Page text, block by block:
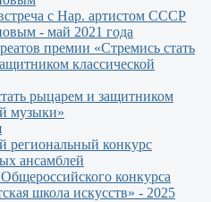
с Нар. артистом СССР
- май 2021 года
премии «Стремись стать
классической
рыцарем и защитником
музыки»
региональный конкурс
ансамблей
конкурса
школа искусств» - 2025